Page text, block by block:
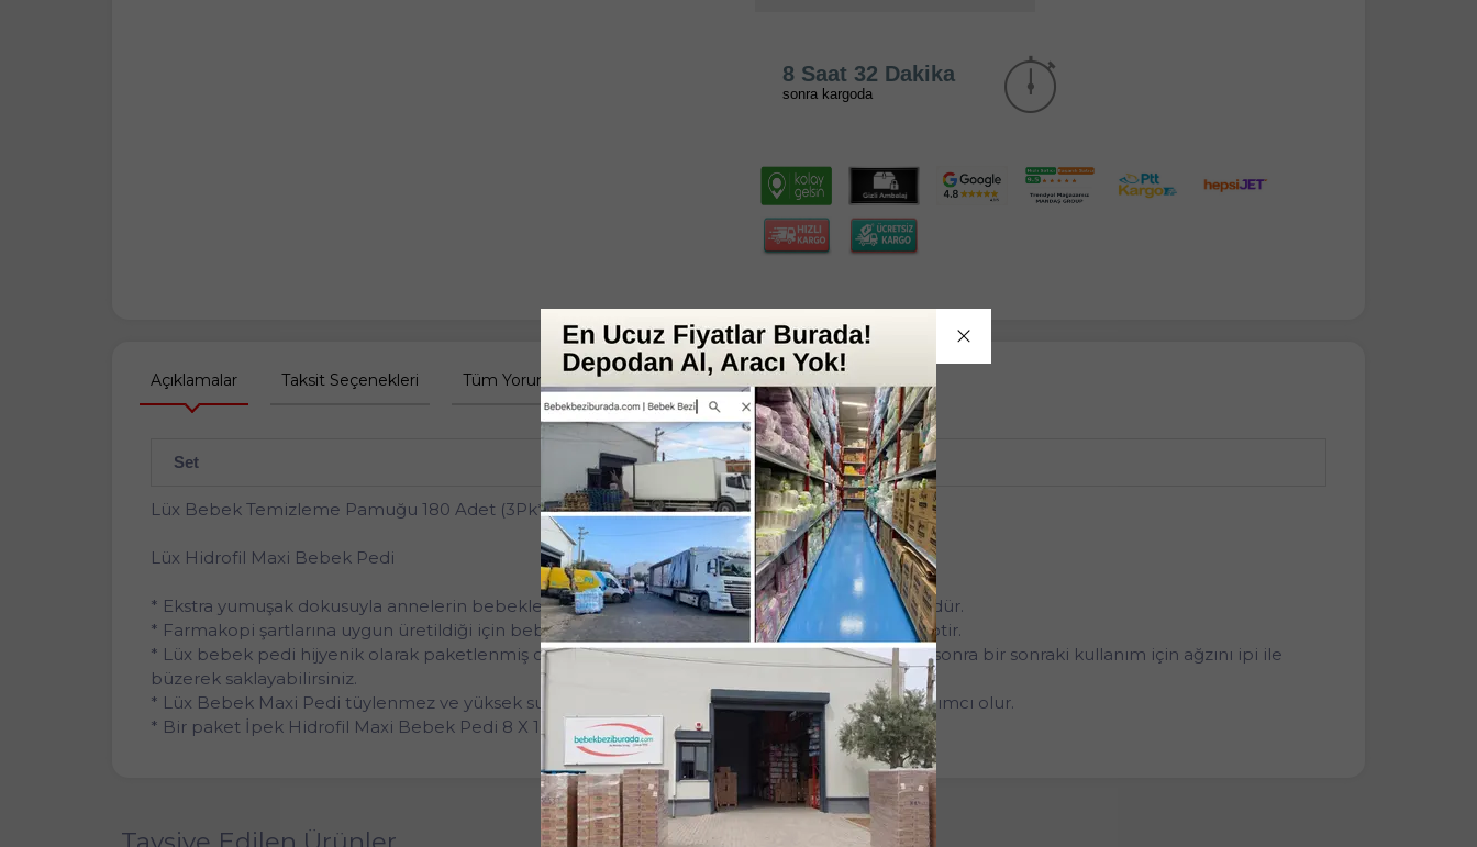
8 Saat 32 Dakika
sonra kargoda
Açıklamalar Taksit Seçenekleri Tüm Yorumlar Anket
Set
Lüx Bebek Temizleme Pamuğu 180 Adet (3Pk*60)
Lüx Hidrofil Maxi Bebek Pedi
* Ekstra yumuşak dokusuyla annelerin bebeklerinin temizliğinde tercih ettiği hijyenik bir üründür.
* Farmakopi şartlarına uygun üretildiği için bebeklerin hassas cildine uygun PH değerine sahiptir.
* Lüx bebek pedi hijyenik olarak paketlenmiş olup, ihtiyacınız kadar pamuğu içinden aldıktan sonra bir sonraki kullanım için ağzını ipi ile
büzerek saklayabilirsiniz.
* Lüx Bebek Maxi Pedi tüylenmez ve yüksek su emici kapasitesi ile mükemmel temizliğe yardımcı olur.
* Bir paket İpek Hidrofil Maxi Bebek Pedi 8 X 10 cm ebadında 60lı 1 paket